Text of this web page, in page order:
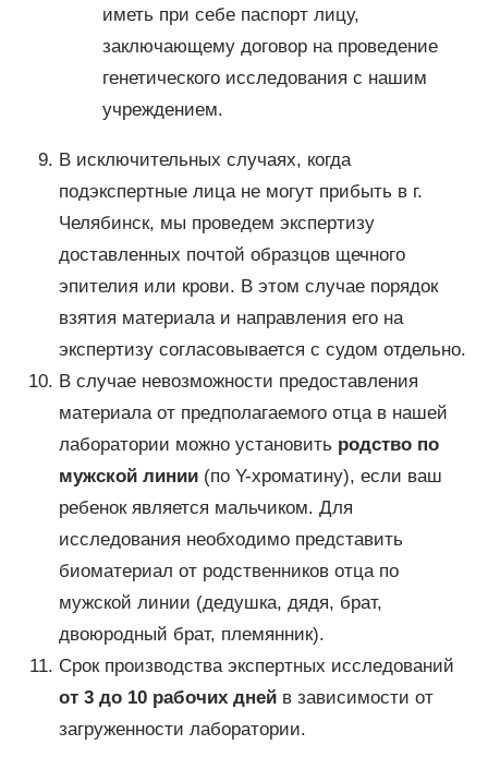
иметь при себе паспорт лицу,
заключающему договор на проведение
генетического исследования с нашим
учреждением.
В исключительных случаях, когда
подэкспертные лица не могут прибыть в г.
Челябинск, мы проведем экспертизу
доставленных почтой образцов щечного
эпителия или крови. В этом случае порядок
взятия материала и направления его на
экспертизу согласовывается с судом отдельно.
В случае невозможности предоставления
материала от предполагаемого отца в нашей
лаборатории можно установить родство по
мужской линии(по Y-хроматину), если ваш
ребенок является мальчиком. Для
исследования необходимо представить
биоматериал от родственников отца по
мужской линии (дедушка, дядя, брат,
двоюродный брат, племянник).
Срок производства экспертных исследований
от 3 до 10 рабочих днейв зависимости от
загруженности лаборатории.